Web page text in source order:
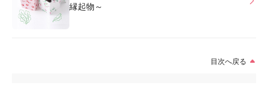
縁起物～
目次へ戻る